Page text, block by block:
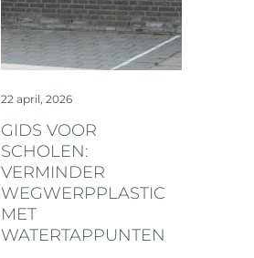
22 april, 2026
GIDS VOOR
SCHOLEN:
VERMINDER
WEGWERPPLASTIC
MET
WATERTAPPUNTEN